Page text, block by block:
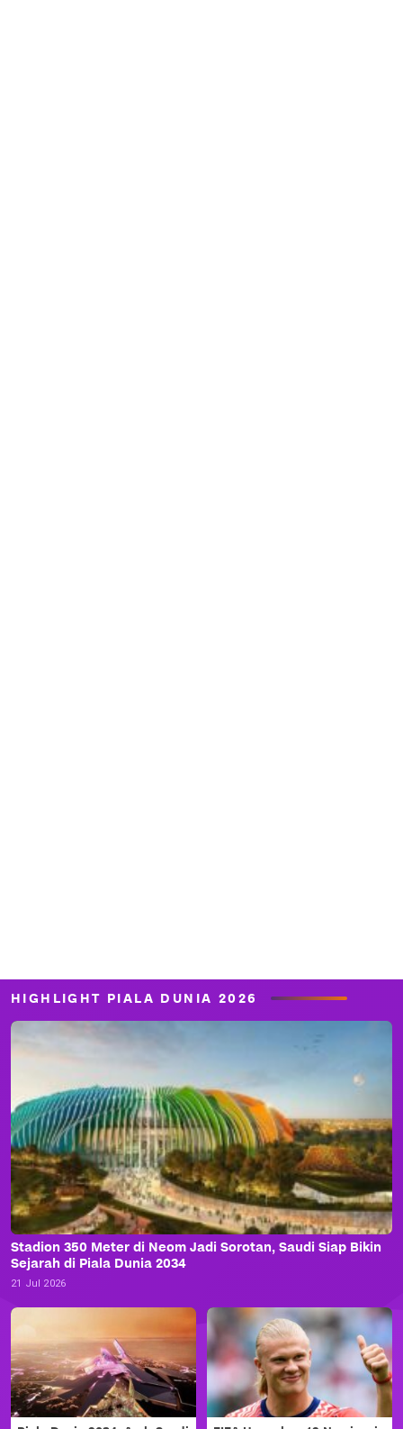
HIGHLIGHT PIALA DUNIA 2026
Stadion 350 Meter di Neom Jadi Sorotan, Saudi Siap Bikin
Sejarah di Piala Dunia 2034
21 Jul 2026